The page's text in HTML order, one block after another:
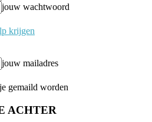
jouw wachtwoord
krijgen
jouw mailadres
gemaild worden
ACHTER